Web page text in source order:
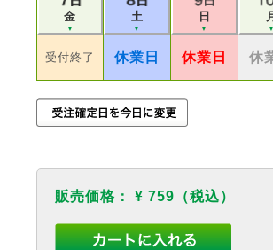
金
▼
土
▼
日
▼ ▼
受付終了 休業日 休業日 休
販売価格： ¥ 759 （税込）